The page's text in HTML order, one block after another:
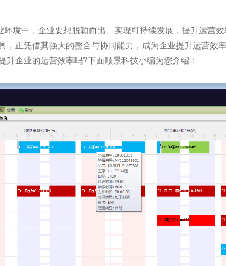
中，企业要想脱颖而出、实现可持续发展，提升运营
，正凭借其强大的整合与协同能力，成为企业提升运营效
升企业的运营效率吗?下面顺景科技小编为您介绍：